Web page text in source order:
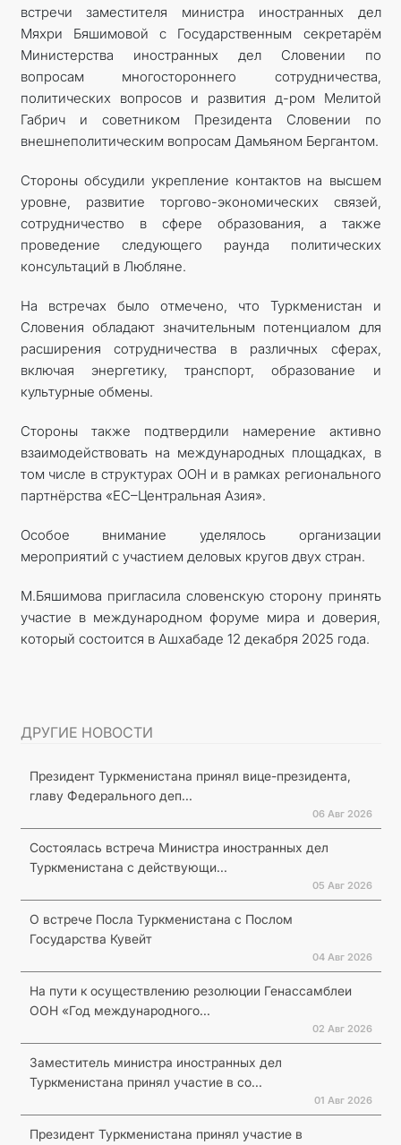
встречи заместителя министра иностранных дел
Мяхри Бяшимовой с Государственным секретарём
Министерства иностранных дел Словении по
вопросам многостороннего сотрудничества,
политических вопросов и развития д-ром Мелитой
Габрич и советником Президента Словении по
внешнеполитическим вопросам Дамьяном Бергантом.
Стороны обсудили укрепление контактов на высшем
уровне, развитие торгово-экономических связей,
сотрудничество в сфере образования, а также
проведение следующего раунда политических
консультаций в Любляне.
На встречах было отмечено, что Туркменистан и
Словения обладают значительным потенциалом для
расширения сотрудничества в различных сферах,
включая энергетику, транспорт, образование и
культурные обмены.
Стороны также подтвердили намерение активно
взаимодействовать на международных площадках, в
том числе в структурах ООН и в рамках регионального
партнёрства «ЕС–Центральная Азия».
Особое внимание уделялось организации
мероприятий с участием деловых кругов двух стран.
М.Бяшимова пригласила словенскую сторону принять
участие в международном форуме мира и доверия,
который состоится в Ашхабаде 12 декабря 2025 года.
ДРУГИЕ НОВОСТИ
Президент Туркменистана принял вице-президента,
главу Федерального деп...
06 Авг 2026
Состоялась встреча Министра иностранных дел
Туркменистана с действующи...
05 Авг 2026
О встрече Посла Туркменистана с Послом
Государства Кувейт
04 Авг 2026
На пути к осуществлению резолюции Генассамблеи
ООН «Год международного...
02 Авг 2026
Заместитель министра иностранных дел
Туркменистана принял участие в со...
01 Авг 2026
Президент Туркменистана принял участие в